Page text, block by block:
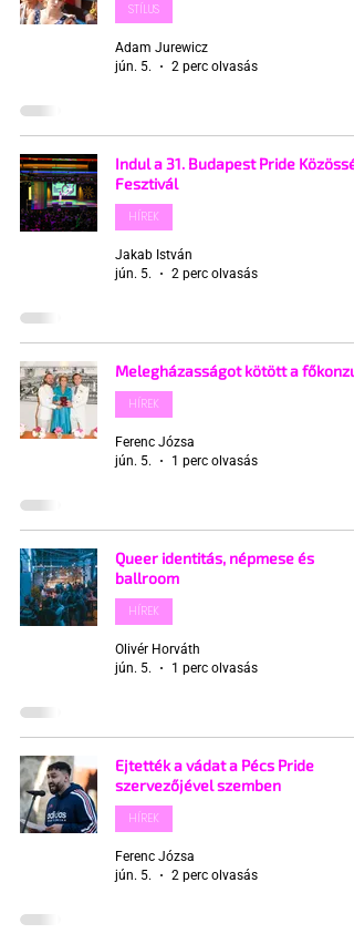
STÍLUS
Adam Jurewicz
jún. 5.
2 perc olvasás
Indul a 31. Budapest Pride
Fesztivál
HÍREK
Jakab István
jún. 5.
2 perc olvasás
Melegházasságot kötött a főkonzul
HÍREK
Ferenc Józsa
jún. 5.
1 perc olvasás
Queer identitás, népmese és
ballroom
HÍREK
Olivér Horváth
jún. 5.
1 perc olvasás
Ejtették a vádat a Pécs Pride
szervezőjével szemben
HÍREK
Ferenc Józsa
jún. 5.
2 perc olvasás